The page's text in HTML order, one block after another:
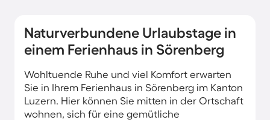
Naturverbundene Urlaubstage in
einem Ferienhaus in Sörenberg
Wohltuende Ruhe und viel Komfort erwarten
Sie in Ihrem Ferienhaus in Sörenberg im Kanton
Luzern. Hier können Sie mitten in der Ortschaft
wohnen, sich für eine gemütliche